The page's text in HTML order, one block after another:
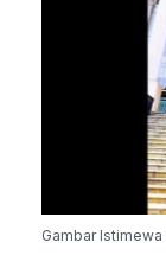
Gambar